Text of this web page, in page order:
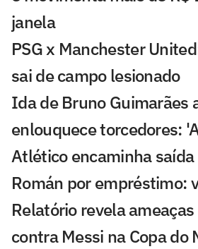
janela
PSG x Manchester
sai de campo lesionado
Ida de Bruno Guimarães
enlouquece torcedores:
Atlético encaminha
Román por empréstimo:
Relatório revela
contra Messi na Copa do